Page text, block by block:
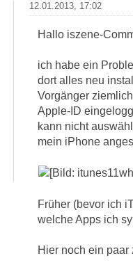
12.01.2013, 17:02
Hallo iszene-
ich habe ein
dort alles neu
Vorgänger
Apple-ID
kann nicht
mein iPhone
Früher (bevor ich
welche Apps ich
Hier noch ein paar